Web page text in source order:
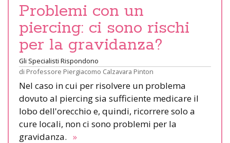
Problemi con un
piercing: ci sono rischi
per la gravidanza?
Gli Specialisti Rispondono
di Professore Piergiacomo Calzavara Pinton
Nel caso in cui per risolvere un problema
dovuto al piercing sia sufficiente medicare il
lobo dell'orecchio e, quindi, ricorrere solo a
cure locali, non ci sono problemi per la
gravidanza. »